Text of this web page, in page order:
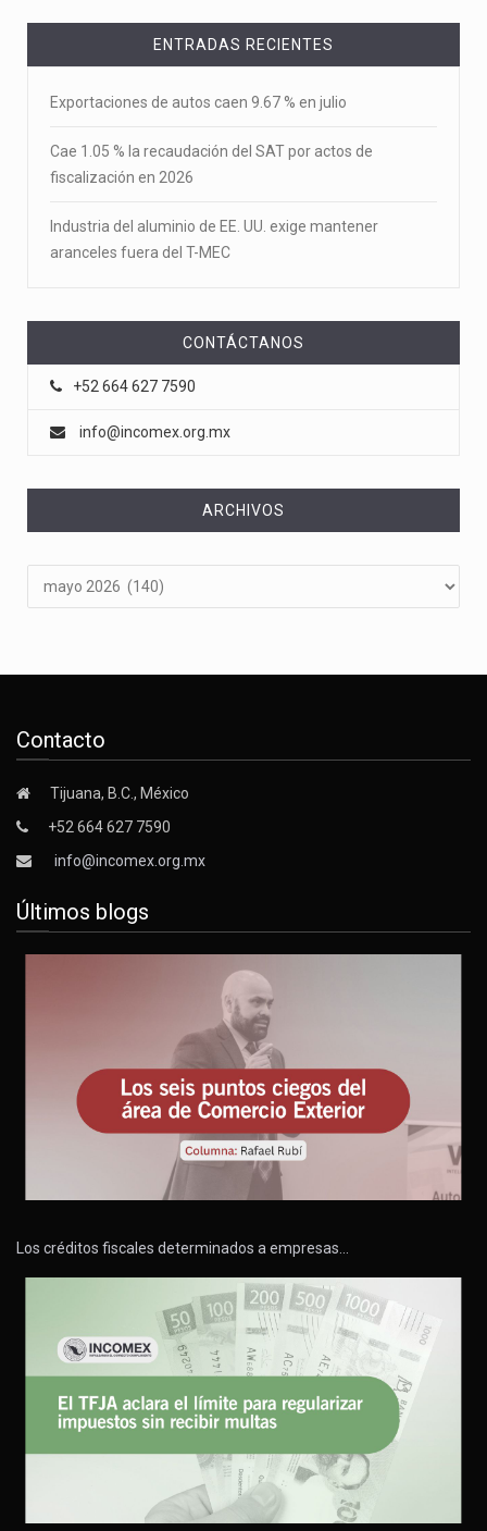
ENTRADAS RECIENTES
Exportaciones de autos caen 9.67 % en julio
Cae 1.05 % la recaudación del SAT por actos de
fiscalización en 2026
Industria del aluminio de EE. UU. exige mantener
aranceles fuera del T-MEC
CONTÁCTANOS
+52 664 627 7590
info@incomex.org.mx
ARCHIVOS
Contacto
Tijuana, B.C., México
+52 664 627 7590
info@incomex.org.mx
Últimos blogs
Los créditos fiscales determinados a empresas…